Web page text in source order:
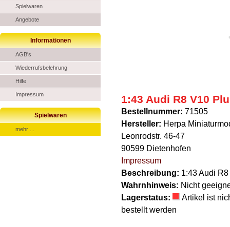
Spielwaren
Angebote
Informationen
AGB's
Wiederrufsbelehrung
Hilfe
Impressum
Spielwaren
mehr ...
1:43 Audi R8 V10
Bestellnummer: 71505
Hersteller: Herpa
Leonrodstr. 46-47
90599 Dietenhofen
Impressum
Beschreibung: 1:43 Audi
Wahrnhinweis: Nicht
Lagerstatus:
Artikel ist
bestellt werden